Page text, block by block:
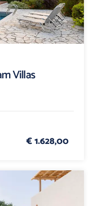
Villas
€ 1.628,00